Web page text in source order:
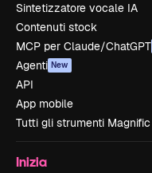
Sintetizzatore vocale IA
Contenuti stock
MCP per Claude/ChatGPT
Agenti New
API
App mobile
Tutti gli strumenti Magnific
Inizia